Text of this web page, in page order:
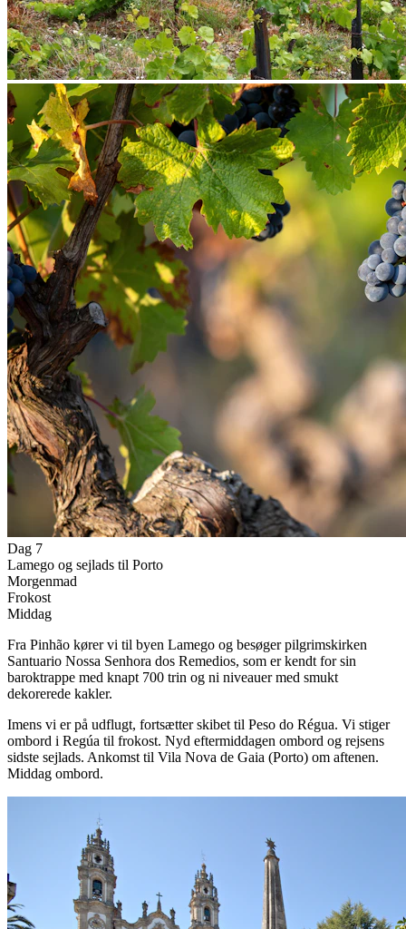
Dag 7
Lamego og sejlads til Porto
Morgenmad
Frokost
Middag
Fra Pinhão kører vi til byen Lamego og besøger pilgrimskirken
Santuario Nossa Senhora dos Remedios, som er kendt for sin
baroktrappe med knapt 700 trin og ni niveauer med smukt
dekorerede kakler.
Imens vi er på udflugt, fortsætter skibet til Peso do Régua. Vi stiger
ombord i Regúa til frokost. Nyd eftermiddagen ombord og rejsens
sidste sejlads. Ankomst til Vila Nova de Gaia (Porto) om aftenen.
Middag ombord.